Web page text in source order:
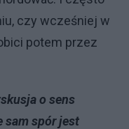
czy wcześniej w
potem przez
o sens
sam spór jest